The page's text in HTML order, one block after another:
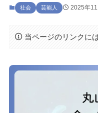
社会 芸能人 2025年11
当ページのリンクに